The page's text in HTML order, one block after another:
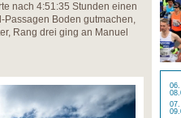
nach 4:51:35 Stunden einen
Boden gutmachen,
Rang drei ging an Manuel